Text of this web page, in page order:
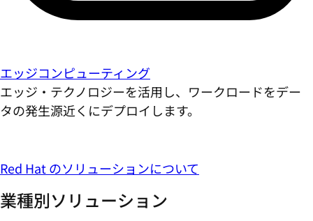
エッジコンピューティング
エッジ・テクノロジーを活用し、ワークロードをデー
タの発生源近くにデプロイします。
Red Hat のソリューションについて
業種別ソリューション